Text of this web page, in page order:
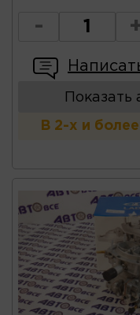
-
Показать
В 2-х и